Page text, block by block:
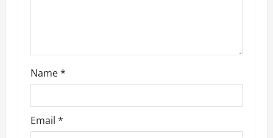
Name*
Email *